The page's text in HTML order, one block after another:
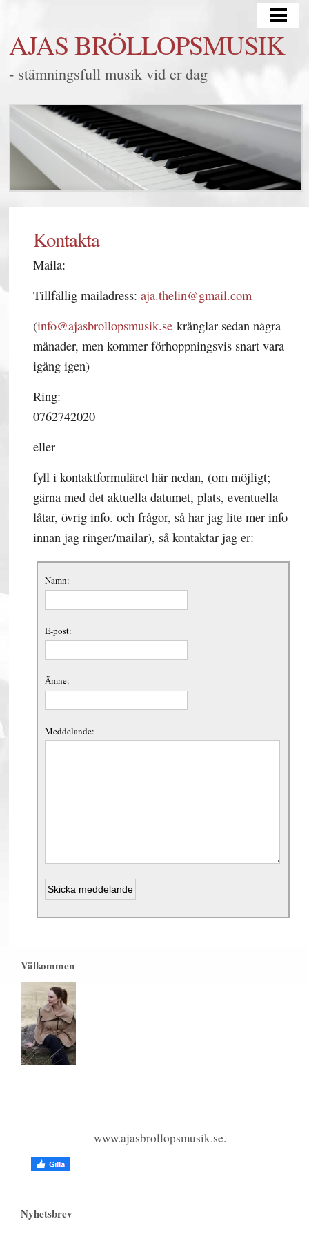
BRÖLLOP
MINGEL/FEST
FRÅGOR & SVAR
KONTAKT
AJAS BRÖLLOPSMUSIK
- stämningsfull musik vid er dag
Kontakta
Maila:
Tillfällig mailadress:aja.thelin@gmail.com
(info@ajasbrollopsmusik.se krånglar sedan några
månader, men kommer förhoppningsvis snart vara
igång igen)
Ring:
0762742020
eller
fyll i kontaktformuläret här nedan, (om möjligt;
gärna med det aktuella datumet, plats, eventuella
låtar, övrig info. och frågor, så har jag lite mer info
innan jag ringer/mailar), så kontaktar jag er:
Namn:
E-post:
Ämne:
Meddelande:
Välkommen
www.ajasbrollopsmusik.se.
Nyhetsbrev